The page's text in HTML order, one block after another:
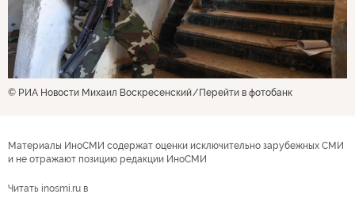
© РИА Новости Михаил Воскресенский Перейти в фотобанк
Материалы ИноСМИ содержат оценки исключительно зарубежных СМИ
и не отражают позицию редакции ИноСМИ
Читать inosmi.ru в